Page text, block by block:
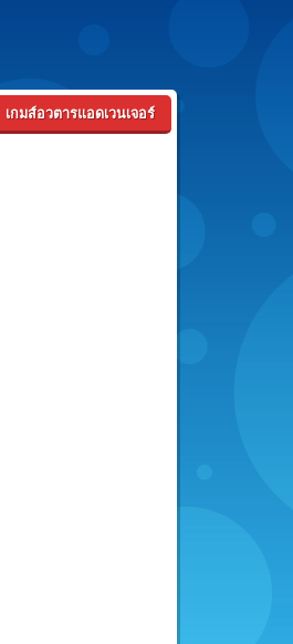
เกมส์อวตารแอดเวนเจอร์